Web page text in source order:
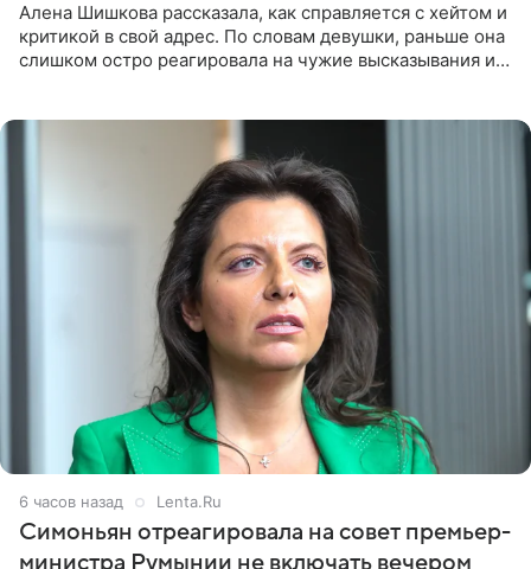
Алена Шишкова рассказала, как справляется с хейтом и
критикой в свой адрес. По словам девушки, раньше она
слишком остро реагировала на чужие высказывания и
6 часов назад Lenta.Ru
Симоньян отреагировала на совет премьер-
министра Румынии не включать вечером